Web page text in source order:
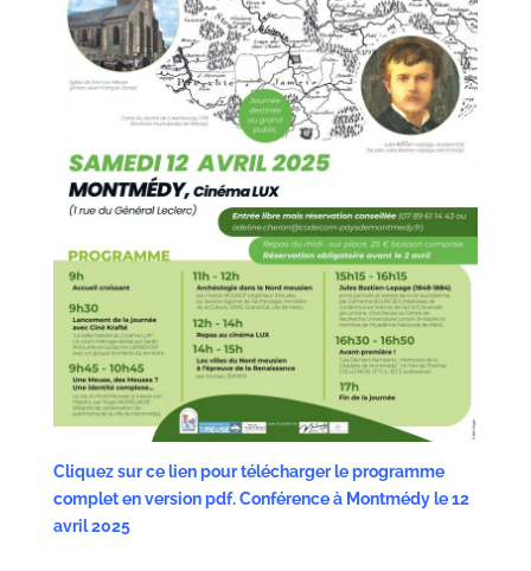
Cliquez sur ce lien pour télécharger le programme
complet en version pdf. Conférence à Montmédy le 12
avril 2025